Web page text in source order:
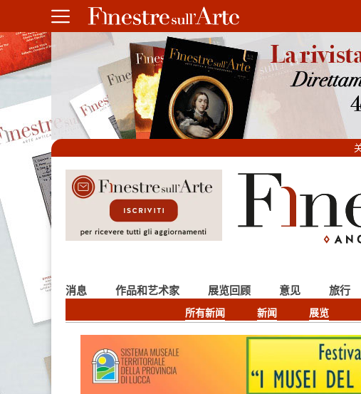
消息
所有新闻 新闻 展览
作品和艺术家 展览回顾 意见 旅行